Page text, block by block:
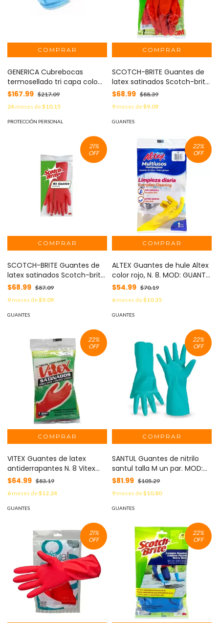
GENERICA Cubrebocas
termosellado tri capa colo
zul paquete con 50 pzas
MOD: D22CB-1826PL
$167.99 $217.09
24meses de$10.15
PROTECCIÓN PERSONAL
SCOTCH-BRITE Guantes de
latex satinados Scotch-brite
3M tamaño grandes MOD:
MC900175795
$68.99 $88.39
9meses de$9.09
GUANTES
21%
OFF
SCOTCH-BRITE Guantes de
latex satinados Scotch-brite
3M tamaño mediano MOD:
MC900175803
$68.99 $87.09
9meses de$9.09
GUANTES
22%
OFF
ALTEX Guantes de hule Altex
color rojo, N. 8. MOD: GUANTE
ALTEX 8
$54.99 $70.19
6meses de$10.35
GUANTES
22%
OFF
VITEX Guantes de latex
antiderrapantes N. 8 Vitex
color rojo MOD: GUA0012GV
$64.99 $83.19
6meses de$12.24
GUANTES
22%
OFF
SANTUL Guantes de nitrilo
santul talla M un par. MOD:
8857
$81.99 $105.29
9meses de$10.80
GUANTES
21%
OFF
22%
OFF